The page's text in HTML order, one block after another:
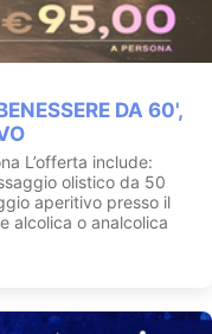
DA 60',
L’offerta include:
olistico da 50
aperitivo presso il
alcolica o analcolica